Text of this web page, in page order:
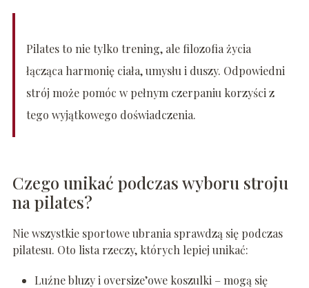
Pilates to nie tylko trening, ale filozofia życia
łącząca harmonię ciała, umysłu i duszy. Odpowiedni
strój może pomóc w pełnym czerpaniu korzyści z
tego wyjątkowego doświadczenia.
Czego unikać podczas wyboru stroju
na pilates?
Nie wszystkie sportowe ubrania sprawdzą się podczas
pilatesu. Oto lista rzeczy, których lepiej unikać:
Luźne bluzy i oversize’owe koszulki – mogą się